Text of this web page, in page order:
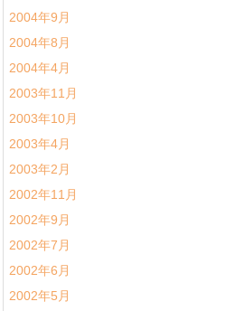
2004年9月
2004年8月
2004年4月
2003年11月
2003年10月
2003年4月
2003年2月
2002年11月
2002年9月
2002年7月
2002年6月
2002年5月